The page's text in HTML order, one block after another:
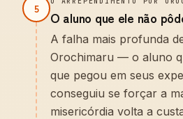
5 O aluno que ele não
A falha mais profunda
Orochimaru — o aluno
que pegou em seus
conseguiu se forçar a
misericórdia volta a